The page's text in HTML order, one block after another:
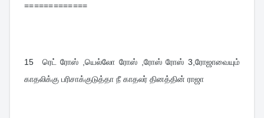
=============
15 ரெட் ரோஸ் ,யெல்லோ ரோஸ் ,ரோஸ் ரோஸ் 3,ரோஜாவையும்
காதலிக்கு பரிசாக்குடுத்தா நீ காதலர் தினத்தின் ராஜா